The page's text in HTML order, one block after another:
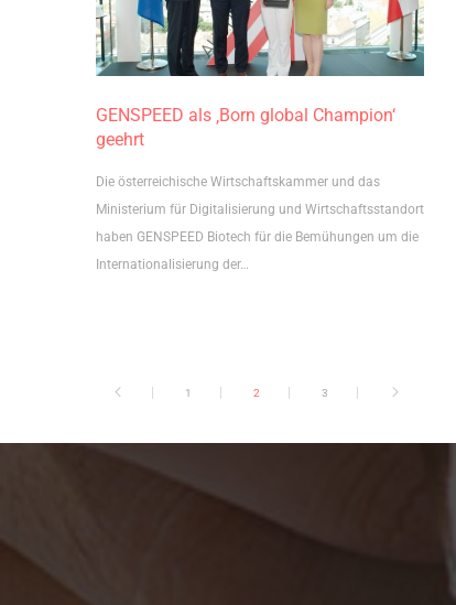
GENSPEED als ‚Born global Champion‘
geehrt
Die österreichische Wirtschaftskammer und das
Ministerium für Digitalisierung und Wirtschaftsstandort
haben GENSPEED Biotech für die Bemühungen um die
Internationalisierung der…
1 2 3